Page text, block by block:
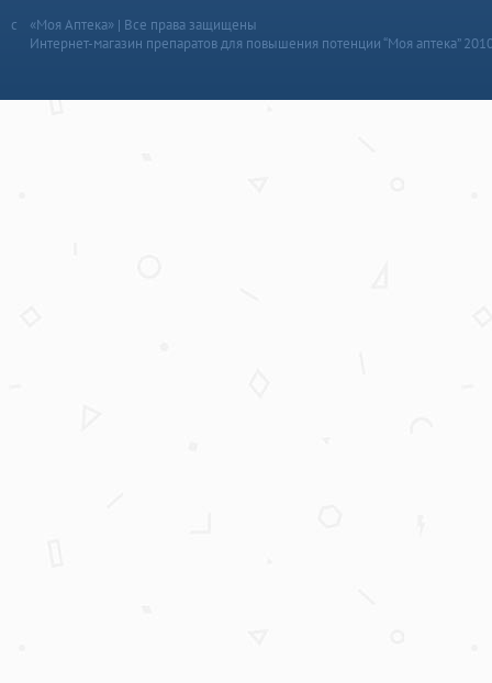
«Моя Аптека» | Все права защищены
Интернет-магазин препаратов для повышения потенции “Моя аптека”